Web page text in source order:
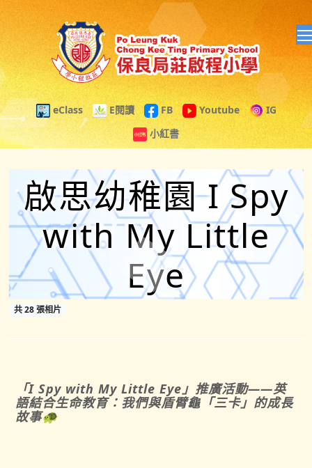
eClass E閱讀 FB Youtube
IG
小紅書
啟思幼稚園 I Spy
with My Little
Eye
共 28 張相片
「I Spy with My Little Eye」推廣活動——英
語結合生命教育：我們與盾臂龜「三卡」的成長
故事🐢